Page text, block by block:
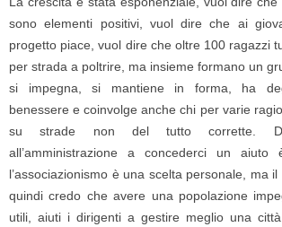
sono elementi positivi, vuol dire che ai
progetto piace, vuol dire che oltre 100 ragazzi
per strada a poltrire, ma insieme formano un
si impegna, si mantiene in forma, ha
benessere e coinvolge anche chi per varie
su strade non del tutto corrette.
all’amministrazione a concederci un
l’associazionismo è una scelta personale, ma il
quindi credo che avere una popolazione
utili, aiuti i dirigenti a gestire meglio una